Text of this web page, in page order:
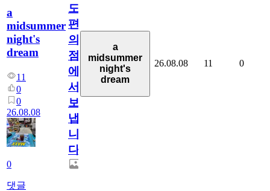
a
midsummer
night's
dream
11
0
0
26.08.08
0
댓글
도
편
의
점
에
서
보
냅
니
다.
a
midsummer
night's
dream
26.08.08 11 0